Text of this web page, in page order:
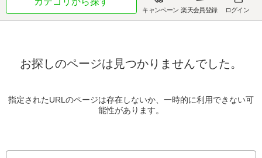
キャンペーン 楽天会員登録 ログイン
お探しのページは見つかりませんでした。
指定されたURLのページは存在しないか、一時的に利用できない可
能性があります。